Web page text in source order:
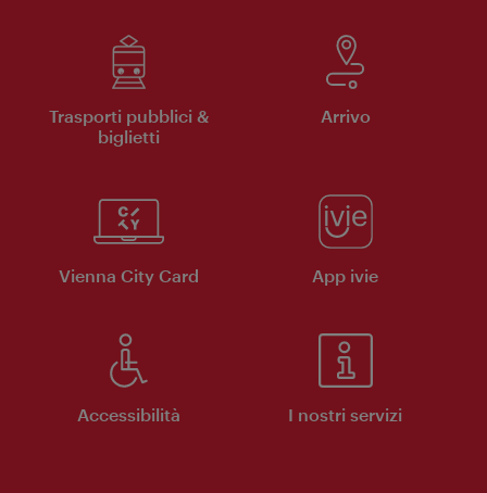
Trasporti pubblici &
biglietti
Arrivo
Vienna City Card App ivie
Accessibilità I nostri servizi